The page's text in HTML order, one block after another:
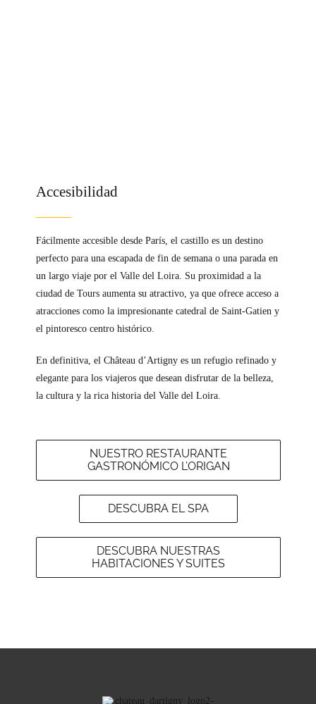
Accesibilidad
Fácilmente accesible desde París, el castillo es un destino
perfecto para una escapada de fin de semana o una parada en
un largo viaje por el Valle del Loira. Su proximidad a la
ciudad de Tours aumenta su atractivo, ya que ofrece acceso a
atracciones como la impresionante catedral de Saint-Gatien y
el pintoresco centro histórico.
En definitiva, el Château d’Artigny es un refugio refinado y
elegante para los viajeros que desean disfrutar de la belleza,
la cultura y la rica historia del Valle del Loira.
NUESTRO RESTAURANTE
GASTRONÓMICO L’ORIGAN
DESCUBRA EL SPA
DESCUBRA NUESTRAS
HABITACIONES Y SUITES